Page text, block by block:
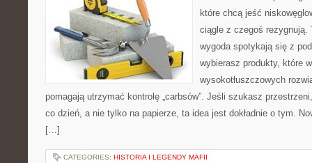
które chcą jeść
ciągle z czegoś rezygnują.
wygoda spotykają się z
wybierasz produkty, które
wysokotłuszczowych
pomagają utrzymać kontrolę „carbsów”. Jeśli szukasz
co dzień, a nie tylko na papierze, ta idea jest dokładnie o tym.
[…]
CATEGORIES: HISTORIA I LEGENDY MAFII